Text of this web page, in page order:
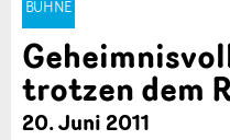
BÜHNE
trotzen dem
20. Juni 2011